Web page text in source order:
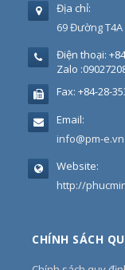
Địa chỉ:
69 Đường
Điện thoại:
Zalo
Fax: +84-28-
Email:
info@pm-e.vn
Website:
http://
CHÍNH SÁCH